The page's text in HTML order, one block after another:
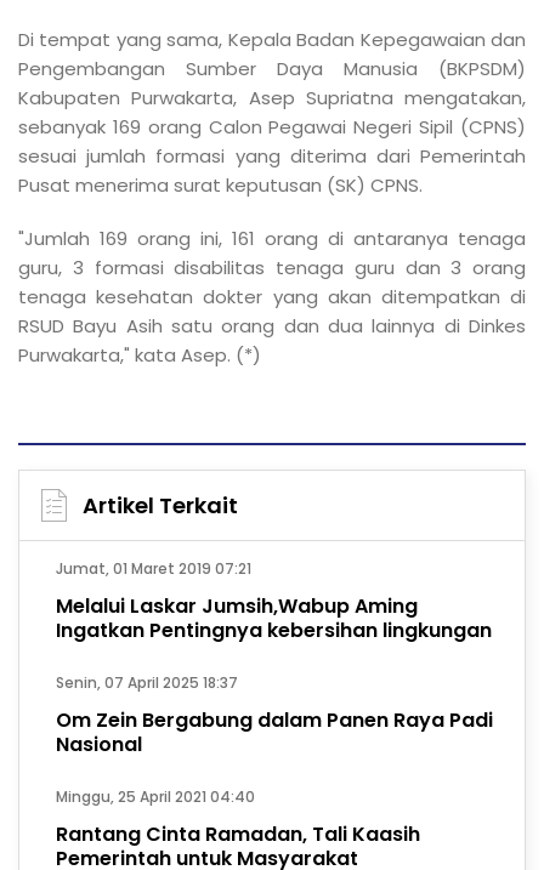
Di tempat yang sama, Kepala Badan Kepegawaian dan
Pengembangan Sumber Daya Manusia (BKPSDM)
Kabupaten Purwakarta, Asep Supriatna mengatakan,
sebanyak 169 orang Calon Pegawai Negeri Sipil (CPNS)
sesuai jumlah formasi yang diterima dari Pemerintah
Pusat menerima surat keputusan (SK) CPNS.
"Jumlah 169 orang ini, 161 orang di antaranya tenaga
guru, 3 formasi disabilitas tenaga guru dan 3 orang
tenaga kesehatan dokter yang akan ditempatkan di
RSUD Bayu Asih satu orang dan dua lainnya di Dinkes
Purwakarta," kata Asep. (*)
Artikel Terkait
Jumat, 01 Maret 2019 07:21
Melalui Laskar Jumsih,Wabup Aming
Ingatkan Pentingnya kebersihan lingkungan
Senin, 07 April 2025 18:37
Om Zein Bergabung dalam Panen Raya Padi
Nasional
Minggu, 25 April 2021 04:40
Rantang Cinta Ramadan, Tali Kaasih
Pemerintah untuk Masyarakat